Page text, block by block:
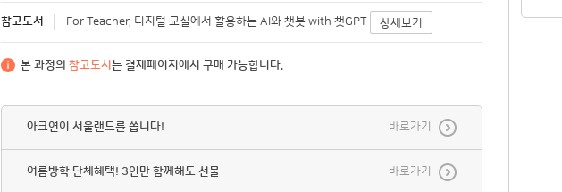
참고도서 For Teacher, 디지털 교실에서 활용하는 AI와 챗봇 with 챗GPT 상세보기
본 과정의 참고도서 는 결제페이지에서 구매 가능합니다.
아크연이 서울랜드를 쏩니다! 바로가기
여름방학 단체혜택! 3인만 함께해도 선물 바로가기